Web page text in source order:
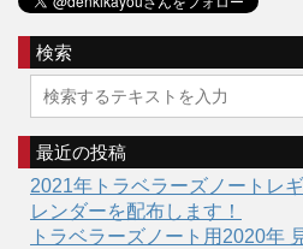
検索
最近の投稿
2021年トラベラーズノートレ
レンダーを配布します！
トラベラーズノート用2020年